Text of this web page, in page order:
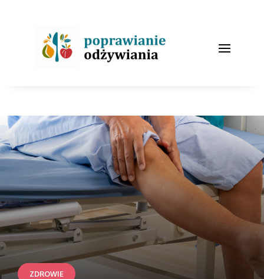
ZDROWIE